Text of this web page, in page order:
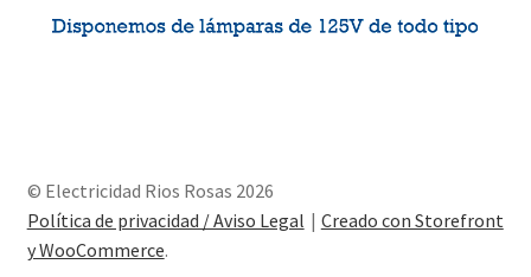
© Electricidad Rios Rosas 2026
Política de privacidad / Aviso Legal
Creado con Storefront
y WooCommerce.